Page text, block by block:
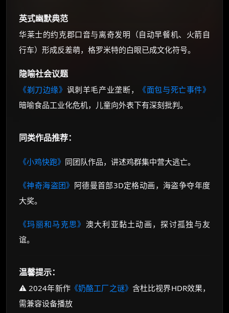
英式幽默典范
华莱士的约克郡口音与离奇发明（自动早餐机、火箭自
行车）形成反差萌，格罗米特的白眼已成文化符号。
隐喻社会议题
《剃刀边缘》 讽刺羊毛产业垄断，
《面包与死亡事件》
暗喻食品工业化危机，儿童向外表下有深刻批判。
同类作品推荐：
《小鸡快跑》 同团队作品，讲述鸡群集中营大逃亡。
《神奇海盗团》 阿德曼首部3D定格动画，海盗争夺年度
大奖。
《玛丽和马克思》 澳大利亚黏土动画，探讨孤独与友
谊。
温馨提示：
⚠️ 2024年新作《奶酪工厂之谜》 含杜比视界HDR效果，
需兼容设备播放